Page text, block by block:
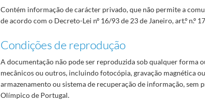
Contém informação de carácter privado, que não permite a
de acordo com o Decreto-Lei nº 16/93 de 23 de Janeiro, art.º n.º
Condições de reprodução
A documentação não pode ser reproduzida sob qualquer forma
mecânicos ou outros, incluindo fotocópia, gravação magnética
armazenamento ou sistema de recuperação de informação, sem
Olímpico de Portugal.